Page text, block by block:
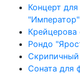
Концерт
"Император"
Крейцерова
Рондо
Соната для